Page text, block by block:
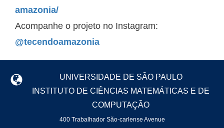
amazonia/
Acompanhe o projeto no Instagram:
@tecendoamazonia
UNIVERSIDADE DE SÃO PAULO
INSTITUTO DE CIÊNCIAS MATEMÁTICAS E DE
COMPUTAÇÃO
400 Trabalhador São-carlense Avenue